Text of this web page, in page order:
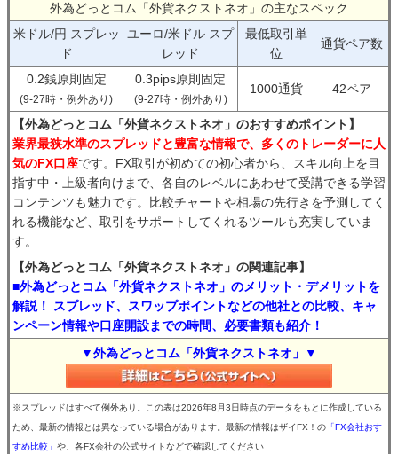
外為どっとコム「外貨ネクストネオ」の主なスペック
米ドル/円 スプレッ
ド
ユーロ/米ドル スプ
レッド
最低取引単
位
通貨ペア数
0.2銭原則固定
(9-27時・例外あり)
0.3pips原則固定
(9-27時・例外あり)
1000通貨 42ペア
【外為どっとコム「外貨ネクストネオ」のおすすめポイント】
業界最狭水準のスプレッドと豊富な情報で、多くのトレーダーに人
気のFX口座です。FX取引が初めての初心者から、スキル向上を目
指す中・上級者向けまで、各自のレベルにあわせて受講できる学習
コンテンツも魅力です。比較チャートや相場の先行きを予測してく
れる機能など、取引をサポートしてくれるツールも充実していま
す。
【外為どっとコム「外貨ネクストネオ」の関連記事】
■外為どっとコム「外貨ネクストネオ」のメリット・デメリットを
解説！ スプレッド、スワップポイントなどの他社との比較、キャ
ンペーン情報や口座開設までの時間、必要書類も紹介！
▼外為どっとコム「外貨ネクストネオ」▼
※スプレッドはすべて例外あり。この表は2026年8月3日時点のデータをもとに作成している
ため、最新の情報とは異なっている場合があります。最新の情報はザイFX！の 「FX会社おす
すめ比較」 や、各FX会社の公式サイトなどで確認してください